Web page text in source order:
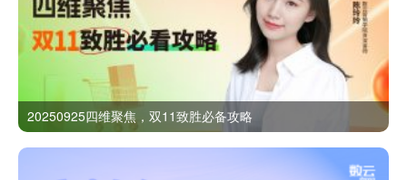
20250925四维聚焦，双11致胜必备攻略